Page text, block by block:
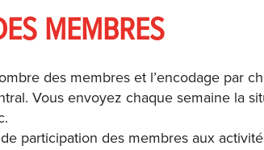
MEMBRES
des membres et l’encodage par
Vous envoyez chaque semaine la
participation des membres aux